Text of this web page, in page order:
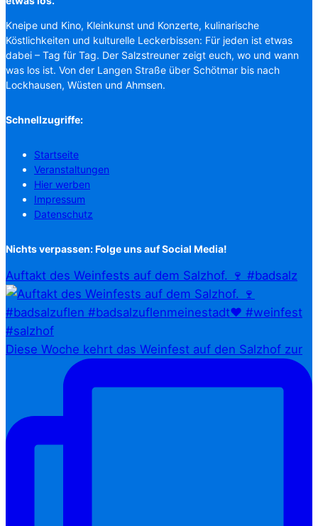
Kneipe und Kino, Kleinkunst und Konzerte, kulinarische
Köstlichkeiten und kulturelle Leckerbissen: Für jeden ist etwas
dabei – Tag für Tag. Der Salzstreuner zeigt euch, wo und wann
was los ist. Von der Langen Straße über Schötmar bis nach
Lockhausen, Wüsten und Ahmsen.
Schnellzugriffe:
Startseite
Veranstaltungen
Hier werben
Impressum
Datenschutz
Nichts verpassen: Folge uns auf Social Media!
Auftakt des Weinfests auf dem Salzhof. 🍷 #badsalz
Diese Woche kehrt das Weinfest auf den Salzhof zur